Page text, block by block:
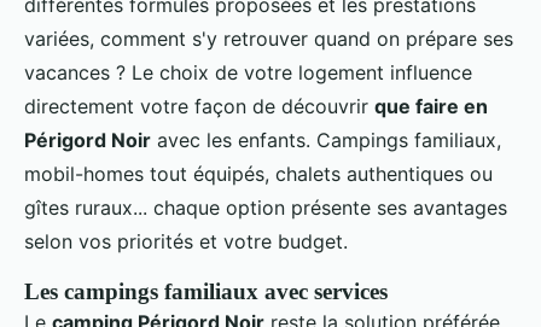
variées, comment s'y retrouver quand on prépare ses
vacances ? Le choix de votre logement influence
directement votre façon de découvrir que faire en
Périgord Noir avec les enfants. Campings familiaux,
mobil-homes tout équipés, chalets authentiques ou
gîtes ruraux... chaque option présente ses avantages
selon vos priorités et votre budget.
Les campings familiaux avec services
Le camping Périgord Noir reste la solution préférée